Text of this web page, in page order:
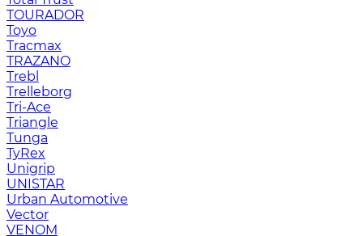
TOURADOR
Toyo
Tracmax
TRAZANO
Trebl
Trelleborg
Tri-Ace
Triangle
Tunga
TyRex
Unigrip
UNISTAR
Urban Automotive
Vector
VENOM